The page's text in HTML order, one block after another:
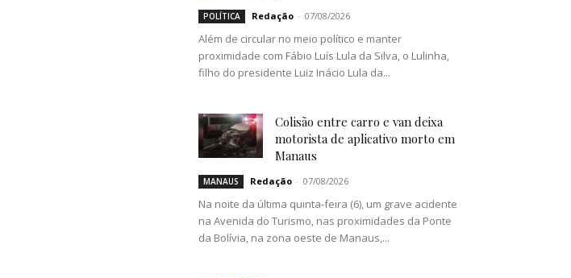
POLÍTICA Redação - 07/08/2026
Além de circular no meio político e manter
proximidade com Fábio Luís Lula da Silva, o Lulinha,
filho do presidente Luiz Inácio Lula da...
Colisão entre carro e van deixa
motorista de aplicativo morto em
Manaus
MANAUS Redação - 07/08/2026
Na noite da última quinta-feira (6), um grave acidente
na Avenida do Turismo, nas proximidades da Ponte
da Bolívia, na zona oeste de Manaus,...